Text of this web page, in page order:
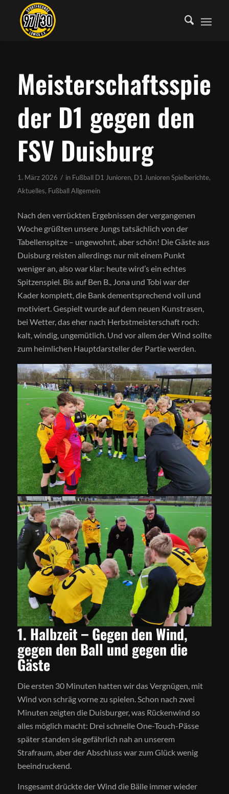
Meisterschaftsspiel
der D1 gegen den
FSV Duisburg
1. März 2026 / in Fußball D1 Junioren, D1 Junioren Spielberichte,
Aktuelles, Fußball Allgemein
Nach den verrückten Ergebnissen der vergangenen
Woche grüßten unsere Jungs tatsächlich von der
Tabellenspitze – ungewohnt, aber schön! Die Gäste aus
Duisburg reisten allerdings nur mit einem Punkt
weniger an, also war klar: heute wird’s ein echtes
Spitzenspiel. Bis auf Ben B., Jona und Tobi war der
Kader komplett, die Bank dementsprechend voll und
motiviert. Gespielt wurde auf dem neuen Kunstrasen,
bei Wetter, das eher nach Herbstmeisterschaft roch:
kalt, windig, ungemütlich. Und vor allem der Wind sollte
zum heimlichen Hauptdarsteller der Partie werden.
1. Halbzeit – Gegen den Wind,
gegen den Ball und gegen die
Gäste
Die ersten 30 Minuten hatten wir das Vergnügen, mit
Wind von schräg vorne zu spielen. Schon nach zwei
Minuten zeigten die Duisburger, was Rückenwind so
alles möglich macht: Drei schnelle One-Touch-Pässe
später standen sie gefährlich nah an unserem
Strafraum, aber der Abschluss war zum Glück wenig
beeindruckend.
Insgesamt drückte der Wind die Bälle immer wieder